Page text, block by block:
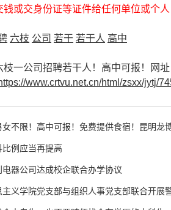
或交身份证等证件给任何单位或个人
六枝 公司 若干 若干人 高中
枝一公司招聘若干人！高中可报！网址
www.crtvu.net.cn/html/zsxx/jytj/
限！高中可报！免费提供食宿！昆明龙博石化有限公司招
例应当再提高
器公司达成校企联合办学协议